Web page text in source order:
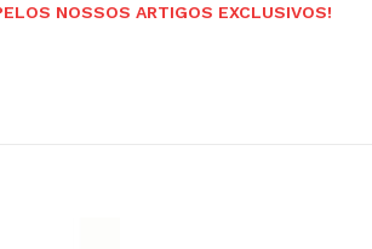
NOSSOS ARTIGOS EXCLUSIVOS!